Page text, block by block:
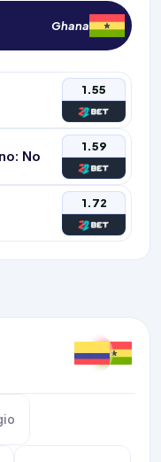
Ghana
1.55
No
1.59
1.72